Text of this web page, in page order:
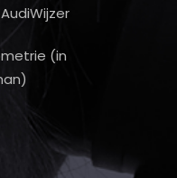
(in